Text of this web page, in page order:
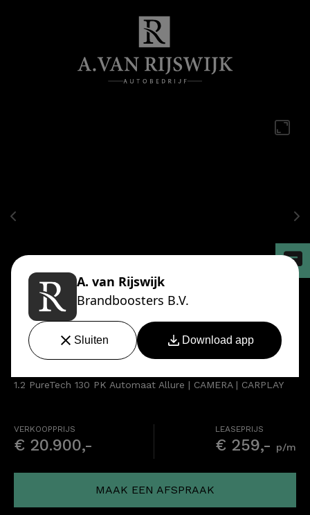
Peugeot 3008
1.2 PureTech 130 PK Automaat Allure | CAMERA | CARPLAY
VERKOOPPRIJS
€ 20.900,-
LEASEPRIJS
€ 259,- p/m
MAAK EEN AFSPRAAK